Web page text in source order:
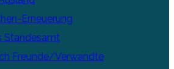
Erneuerung
Standesamt
Freunde/Verwandte